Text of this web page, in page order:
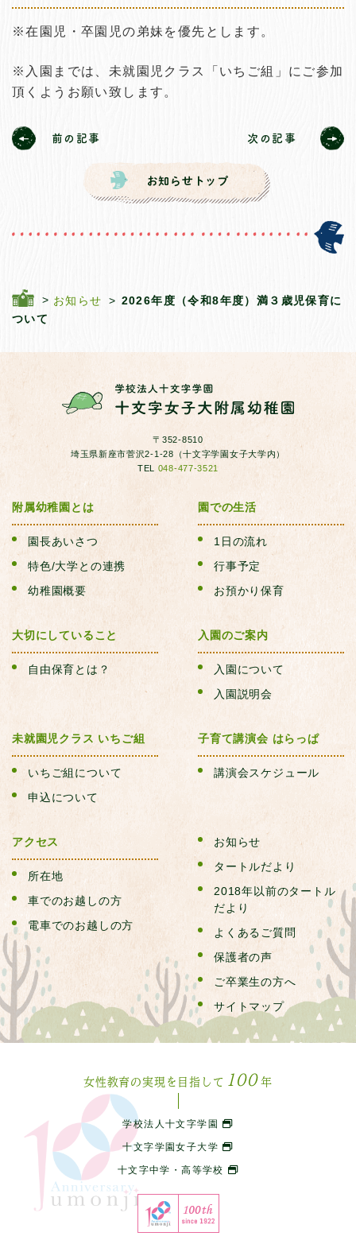
※在園児・卒園児の弟妹を優先とします。
※入園までは、未就園児クラス「いちご組」にご参加
頂くようお願い致します。
前の記事 次の記事
お知らせ
2026年度（令和8年度）満３歳児保育に
ついて
〒352-8510
埼玉県新座市菅沢2-1-28（十文字学園女子大学内）
TEL 048-477-3521
附属幼稚園とは
園長あいさつ
特色/大学との連携
幼稚園概要
園での生活
1日の流れ
行事予定
お預かり保育
大切にしていること
自由保育とは？
入園のご案内
入園について
入園説明会
未就園児クラス いちご組
いちご組について
申込について
子育て講演会 はらっぱ
講演会スケジュール
アクセス
所在地
車でのお越しの方
電車でのお越しの方
お知らせ
タートルだより
2018年以前のタートル
だより
よくあるご質問
保護者の声
ご卒業生の方へ
サイトマップ
女性教育の実現を目指して 100 年
学校法人十文字学園
十文字学園女子大学
十文字中学・高等学校